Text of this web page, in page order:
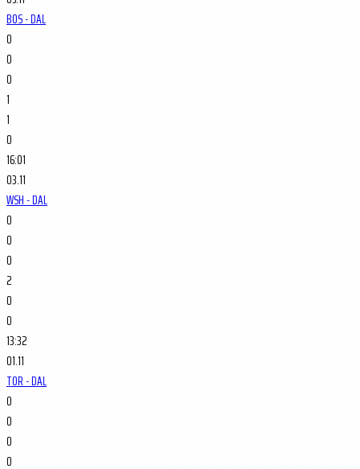
BOS - DAL
0
0
0
1
1
0
16:01
03.11
WSH - DAL
0
0
0
2
0
0
13:32
01.11
TOR - DAL
0
0
0
0